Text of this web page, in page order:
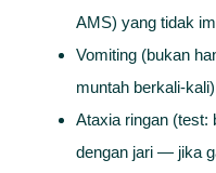
AMS) yang tidak
Vomiting (bukan
muntah berkali-kali)
Ataxia ringan (test:
dengan jari — jika